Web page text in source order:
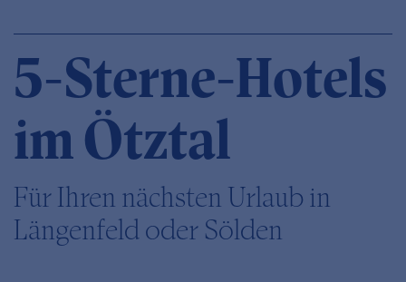
5-Sterne-Hotels
im Ötztal
Für Ihren nächsten Urlaub in
Längenfeld oder Sölden